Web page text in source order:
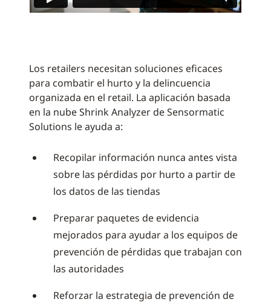
Los retailers necesitan soluciones eficaces
para combatir el hurto y la delincuencia
organizada en el retail. La aplicación basada
en la nube Shrink Analyzer de Sensormatic
Solutions le ayuda a:
Recopilar información nunca antes vista
sobre las pérdidas por hurto a partir de
los datos de las tiendas
Preparar paquetes de evidencia
mejorados para ayudar a los equipos de
prevención de pérdidas que trabajan con
las autoridades
Reforzar la estrategia de prevención de